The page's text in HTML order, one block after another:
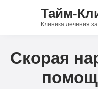
Тайм-
Клиника лечения
Скорая